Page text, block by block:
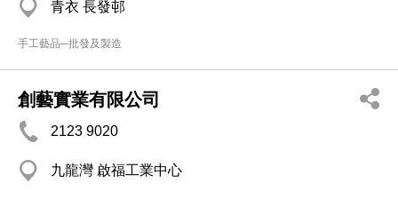
青衣 長發邨
手工藝品─批發及製造
創藝實業有限公司
2123 9020
九龍灣 啟福工業中心